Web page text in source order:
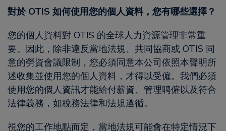
對於 OTIS 如何使用您的個人資料，您有哪些選擇？
您的個人資料對 OTIS 的全球人力資源管理非常重
要。因此，除非違反當地法規、共同協商或 OTIS 同
意的勞資會議限制，您必須同意本公司依照本聲明所
述收集並使用您的個人資料，才得以受僱。我們必須
使用您的個人資訊才能給付薪資、管理聘僱以及符合
法律義務，如稅務法律和法規遵循。
視您的工作地點而定，當地法規可能會在特定情況下